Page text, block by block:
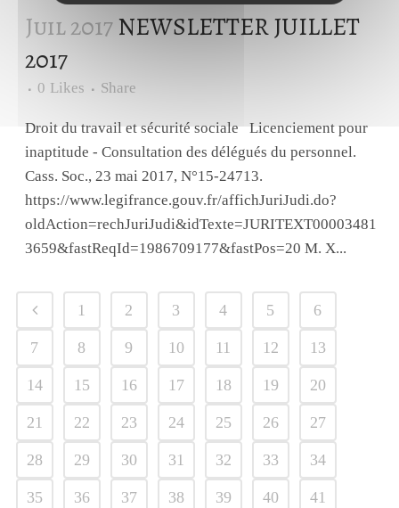
Juil 2017NEWSLETTER JUILLET
2017
0 Likes Share
Droit du travail et sécurité sociale Licenciement pour
inaptitude - Consultation des délégués du personnel.
Cass. Soc., 23 mai 2017, N°15-24713.
https://www.legifrance.gouv.fr/affichJuriJudi.do?
oldAction=rechJuriJudi&idTexte=JURITEXT00003481
3659&fastReqId=1986709177&fastPos=20 M. X...
1 2 3 4 5 6
7 8 9 10 11 12 13
14 15 16 17 18 19 20
21 22 23 24 25 26 27
28 29 30 31 32 33 34
35 36 37 38 39 40 41